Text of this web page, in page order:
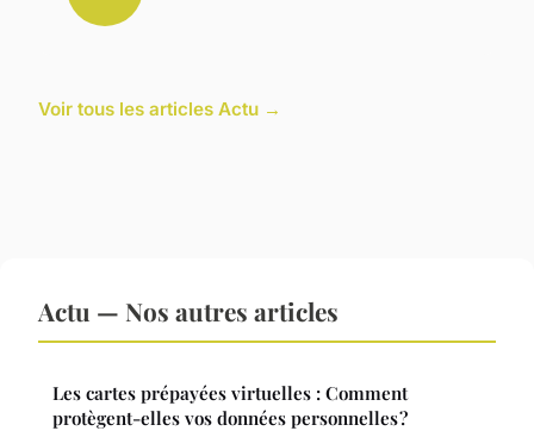
Voir tous les articles Actu →
Actu — Nos autres articles
Les cartes prépayées virtuelles : Comment
protègent-elles vos données personnelles ?